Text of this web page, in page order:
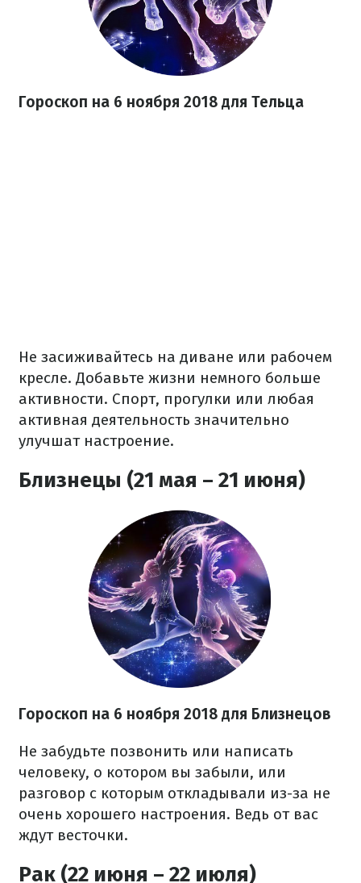
Гороскоп на 6 ноября 2018 для Тельца
Не засиживайтесь на диване или рабочем
кресле. Добавьте жизни немного больше
активности. Спорт, прогулки или любая
активная деятельность значительно
улучшат настроение.
Близнецы (21 мая – 21 июня)
Гороскоп на 6 ноября 2018 для Близнецов
Не забудьте позвонить или написать
человеку, о котором вы забыли, или
разговор с которым откладывали из-за не
очень хорошего настроения. Ведь от вас
ждут весточки.
Рак (22 июня – 22 июля)